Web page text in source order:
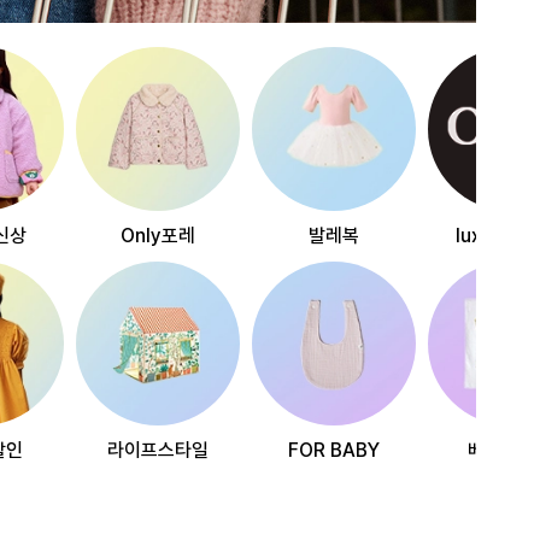
상 Only포레
라이프스타일
발레복
FOR BABY 베스트리